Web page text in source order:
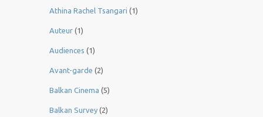
Athina Rachel Tsangari (1)
Auteur (1)
Audiences (1)
Avant-garde (2)
Balkan Cinema (5)
Balkan Survey (2)